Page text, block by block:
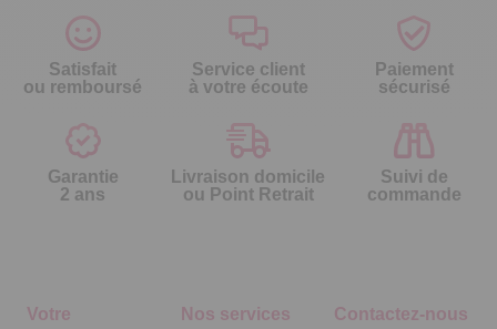
Satisfait
ou remboursé
Service client
à votre écoute
Paiement
sécurisé
Garantie
2 ans
Livraison domicile
ou Point Retrait
Suivi de
commande
Votre
Nos services Contactez-nous